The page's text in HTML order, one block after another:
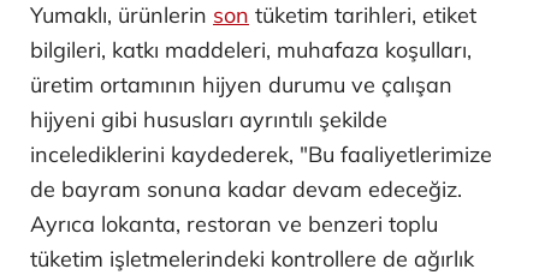
Yumaklı, ürünlerin son tüketim tarihleri, etiket
bilgileri, katkı maddeleri, muhafaza koşulları,
üretim ortamının hijyen durumu ve çalışan
hijyeni gibi hususları ayrıntılı şekilde
incelediklerini kaydederek, "Bu faaliyetlerimize
de bayram sonuna kadar devam edeceğiz.
Ayrıca lokanta, restoran ve benzeri toplu
tüketim işletmelerindeki kontrollere de ağırlık